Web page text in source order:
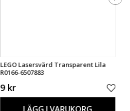
LEGO Lasersvärd Transparent Lila
R0166-6507883
9 kr